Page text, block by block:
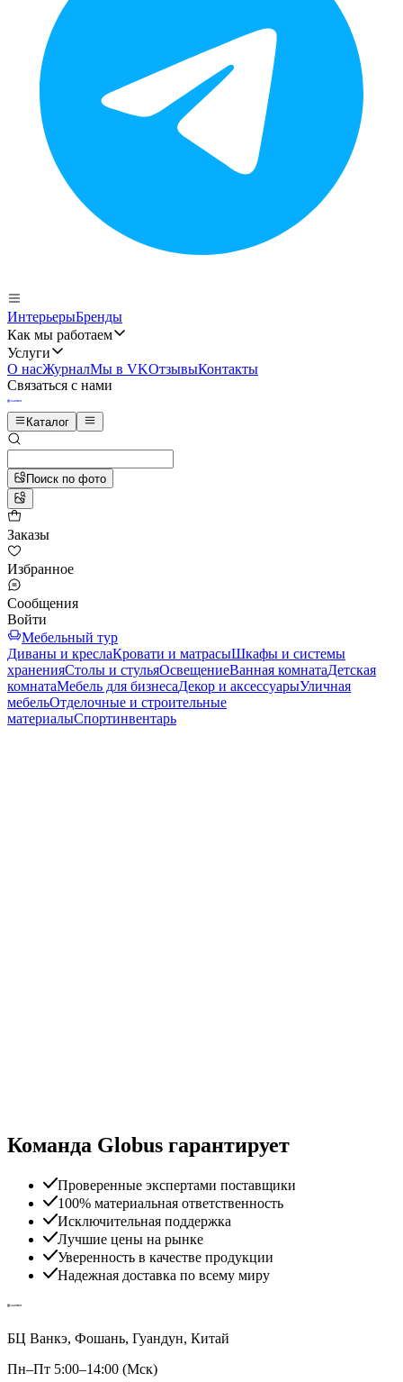
ИнтерьерыБренды
Как мы работаем
Услуги
О насЖурналМы в VKОтзывыКонтакты
Связаться с нами
Каталог
Поиск по фото
Заказы
Избранное
Сообщения
Войти
Мебельный тур
Диваны и креслаКровати и матрасыШкафы и системы
храненияСтолы и стульяОсвещениеВанная комнатаДетская
комнатаМебель для бизнесаДекор и аксессуарыУличная
мебельОтделочные и строительные
материалыСпортинвентарь
Команда Globus гарантирует
Проверенные экспертами поставщики
100% материальная ответственность
Исключительная поддержка
Лучшие цены на рынке
Уверенность в качестве продукции
Надежная доставка по всему миру
БЦ Ванкэ, Фошань, Гуандун, Китай
Пн–Пт 5:00–14:00 (Мск)